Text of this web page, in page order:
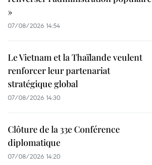
»
07/08/2026 14:54
Le Vietnam et la Thaïlande veulent
renforcer leur partenariat
stratégique global
07/08/2026 14:30
Clôture de la 33e Conférence
diplomatique
07/08/2026 14:20